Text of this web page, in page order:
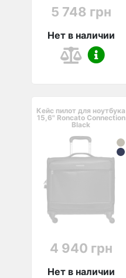
5 748 грн
Нет в наличии
Кейс пилот для ноутбука
15,6" Roncato Connection
Black
4 940 грн
Нет в наличии